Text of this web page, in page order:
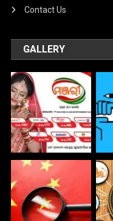
Contact Us
GALLERY